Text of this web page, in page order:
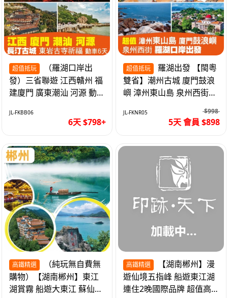
超值抵玩
發）三省聯遊 江西贛州 福
建廈門 廣東潮汕 河源 動車
JL-FKBB06
6天 $798+
超值抵玩
雙省】潮州古城 廈門鼓浪
嶼 漳州東山島 泉州西街
超值抵玩5天
JL-FKNR05 $998
5天 會員 $898
高鐵精選
購物）【湖南郴州】東江
湖賞霧 船遊大東江 蘇仙嶺
高鐵精選
遊仙境五指峰 船遊東江湖
連住2晚國際品牌 超值高